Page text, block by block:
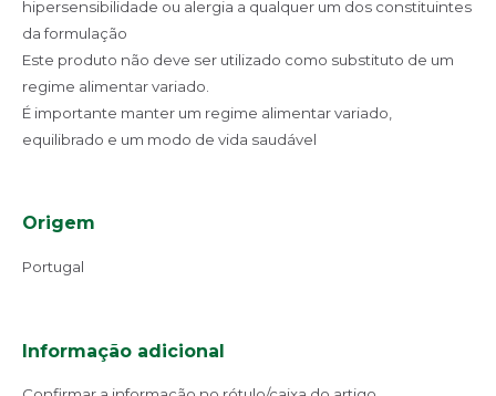
hipersensibilidade ou alergia a qualquer um dos constituintes
da formulação
Este produto não deve ser utilizado como substituto de um
regime alimentar variado.
É importante manter um regime alimentar variado,
equilibrado e um modo de vida saudável
Origem
Portugal
Informação adicional